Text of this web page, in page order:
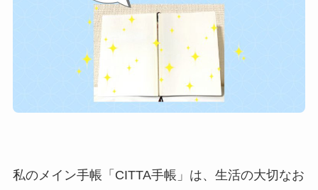
私のメイン手帳「CITTA手帳」は、生活の大切なお